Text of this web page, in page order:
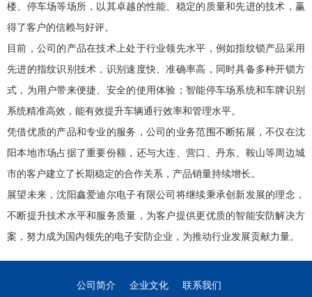
楼、停车场等场所，以其卓越的性能、稳定的质量和先进的技术，赢
得了客户的信赖与好评。
目前，公司的产品在技术上处于行业领先水平，例如指纹锁产品采用
先进的指纹识别技术，识别速度快、准确率高，同时具备多种开锁方
式，为用户带来便捷、安全的使用体验；智能停车场系统和车牌识别
系统精准高效，能有效提升车辆通行效率和管理水平。
凭借优质的产品和专业的服务，公司的业务范围不断拓展，不仅在沈
阳本地市场占据了重要份额，还与大连、营口、丹东、鞍山等周边城
市的客户建立了长期稳定的合作关系，产品销量持续增长。
展望未来，沈阳鑫爱迪尔电子有限公司将继续秉承创新发展的理念，
不断提升技术水平和服务质量，为客户提供更优质的智能安防解决方
案，努力成为国内领先的电子安防企业，为推动行业发展贡献力量。
公司简介 企业文化 联系我们